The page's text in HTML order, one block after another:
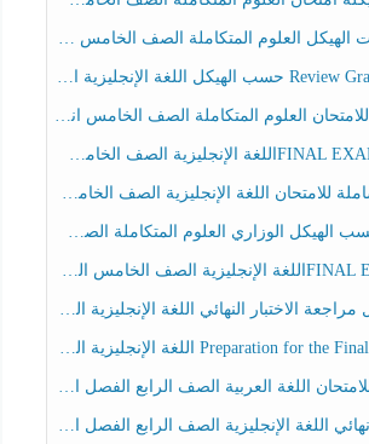
العلوم المتكاملة الصف الخامس انسبير الفصل الثالث
العلوم المتكاملة الصف الخامس انسبير الفصل الثالث
اللغة الإنجليزية الصف الخامس الفصل الثالث
العلوم المتكاملة الصف الخامس عام الفصل الثالث
النهائي اللغة الإنجليزية الصف الرابع الفصل الثالث
اللغة العربية الصف الرابع الفصل الثالث
اللغة الإنجليزية الصف الرابع الفصل الثالث